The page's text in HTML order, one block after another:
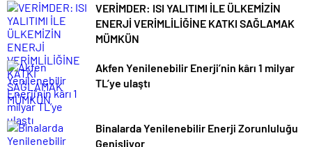
VERİMDER: ISI YALITIMI İLE ÜLKEMİZİN
ENERJİ VERİMLİLİĞİNE KATKI SAĞLAMAK
MÜMKÜN
Akfen Yenilenebilir Enerji’nin kârı 1 milyar
TL’ye ulaştı
Binalarda Yenilenebilir Enerji Zorunluluğu
Genişliyor